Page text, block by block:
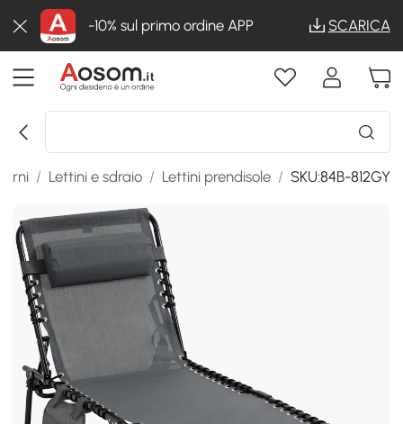
-10% sul primo ordine APP SCARICA
/ Lettini e sdraio / Lettini prendisole / SKU:84B-812GY